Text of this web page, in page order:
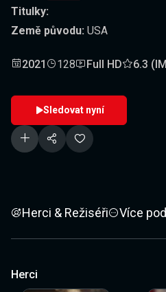
Titulky:
Země původu: USA
2021 128 Full HD 6.3
Sledovat nyní
Herci & Režiséři Více
Herci